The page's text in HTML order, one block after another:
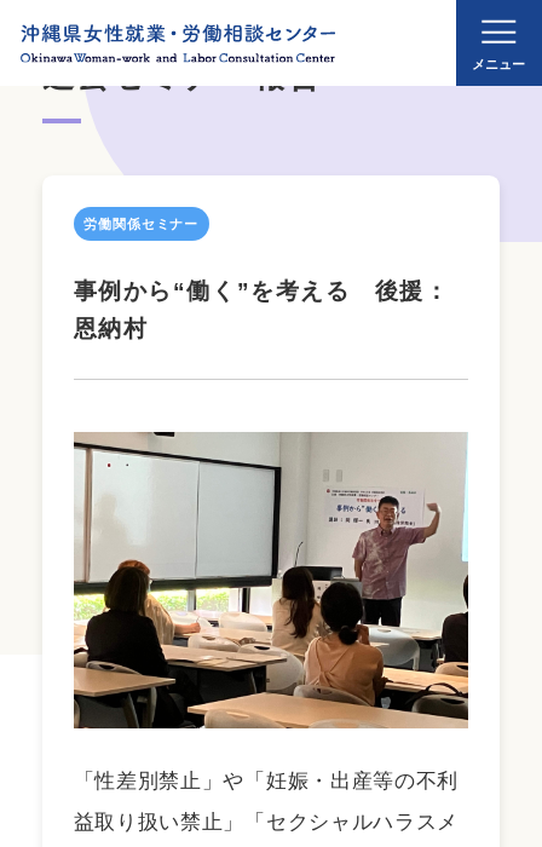
過去セミナー報告
労働関係セミナー
事例から“働く”を考える 後援：
恩納村
「性差別禁止」や「妊娠・出産等の不利
益取り扱い禁止」「セクシャルハラスメ